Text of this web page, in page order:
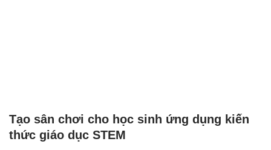
Tạo sân chơi cho học sinh ứng dụng kiến
thức giáo dục STEM